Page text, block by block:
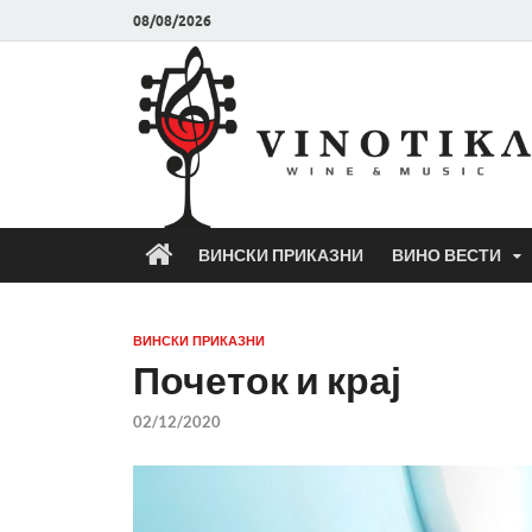
08/08/2026
ВИНСКИ ПРИКАЗНИ ВИНО ВЕСТИ
ВИНСКИ ПРИКАЗНИ
Почеток и крај
02/12/2020